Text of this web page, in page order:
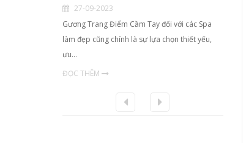
27-09-2023
Gương Trang Điểm Cầm Tay đối với các Spa
làm đẹp cũng chính là sự lựa chọn thiết yếu,
ưu…
ĐỌC THÊM